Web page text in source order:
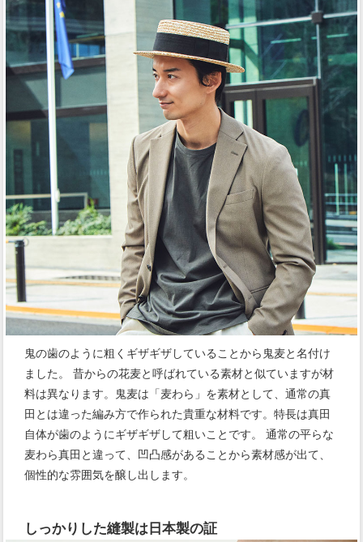
鬼の歯のように粗くギザギザしていることから鬼麦と名付け
ました。 昔からの花麦と呼ばれている素材と似ていますが材
料は異なります。鬼麦は「麦わら」を素材として、通常の真
田とは違った編み方で作られた貴重な材料です。特長は真田
自体が歯のようにギザギザして粗いことです。 通常の平らな
麦わら真田と違って、凹凸感があることから素材感が出て、
個性的な雰囲気を醸し出します。
しっかりした縫製は日本製の証